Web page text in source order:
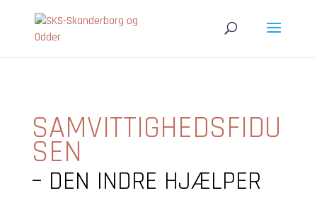
SAMVITTIGHEDSFIDU
SEN
– DEN INDRE HJÆLPER